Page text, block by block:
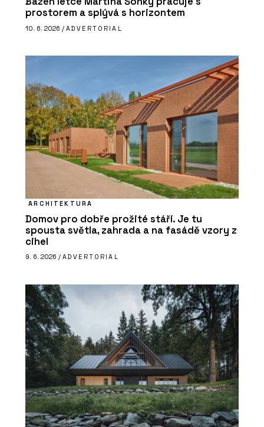
prostorem a splývá s horizontem
10. 6. 2026 / ADVERTORIAL
ARCHITEKTURA
Domov pro dobře prožité stáří. Je tu
spousta světla, zahrada a na fasádě vzory z
cihel
9. 6. 2026 / ADVERTORIAL